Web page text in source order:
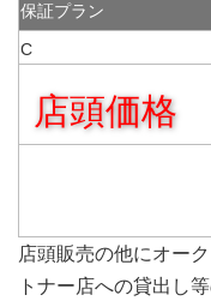
保証プラン
C
店頭価格
店頭販売の他にオー
トナー店への貸出し